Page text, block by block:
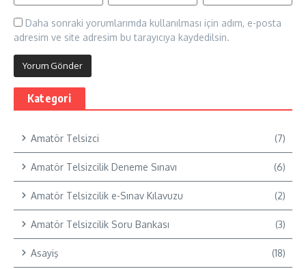
Daha sonraki yorumlarımda kullanılması için adım, e-posta
adresim ve site adresim bu tarayıcıya kaydedilsin.
Kategori
Amatör Telsizci (7)
Amatör Telsizcilik Deneme Sınavı (6)
Amatör Telsizcilik e-Sınav Kılavuzu (2)
Amatör Telsizcilik Soru Bankası (3)
Asayiş (18)